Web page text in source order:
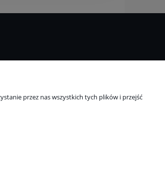
przez nas wszystkich tych plików i przejść